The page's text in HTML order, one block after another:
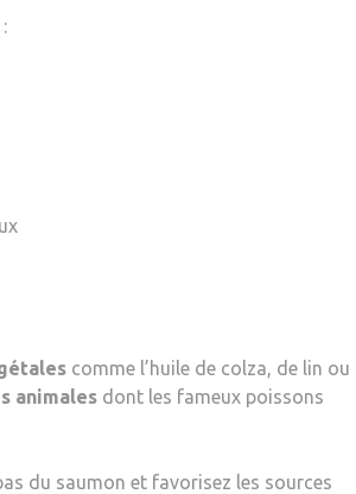
comme l’huile de colza, de lin ou
animales dont les fameux poissons
du saumon et favorisez les sources